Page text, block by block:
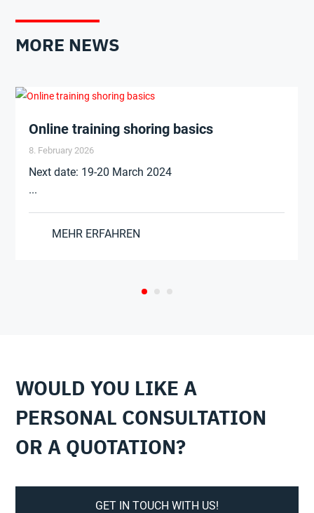
MORE NEWS
Online training shoring basics
8. February 2026
Next date: 19-20 March 2024
...
MEHR ERFAHREN
WOULD YOU LIKE A
PERSONAL CONSULTATION
OR A QUOTATION?
GET IN TOUCH WITH US!